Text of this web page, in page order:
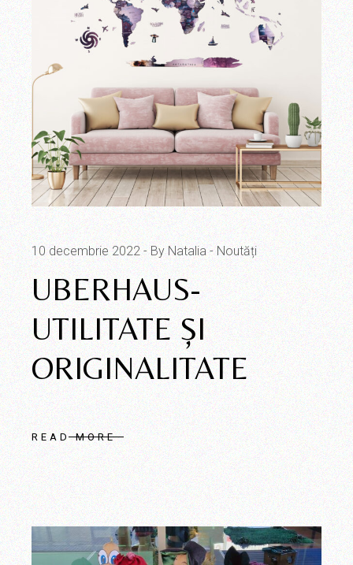
10 decembrie 2022 By Natalia Noutăți
UBERHAUS-
UTILITATE ŞI
ORIGINALITATE
READ MORE